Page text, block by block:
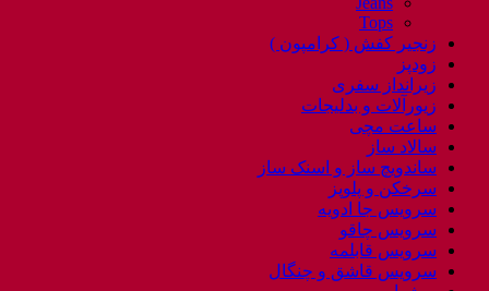
Tops
زنجیر کفش ( کرامپون )
زودپز
زیرانداز سفری
زیورآلات و بدلیجات
ساعت مچی
سالاد ساز
ساندویچ ساز و اسنک ساز
سرخکن و پلوپز
سرویس جا ادویه
سرویس چاقو
سرویس قابلمه
سرویس قاشق و چنگال